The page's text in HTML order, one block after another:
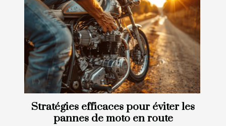
Stratégies efficaces pour éviter les
pannes de moto en route